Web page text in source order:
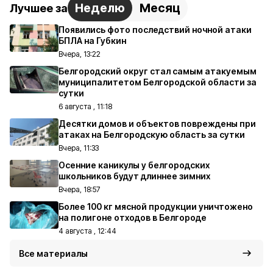
Лучшее за Неделю Месяц
Появились фото последствий ночной атаки
БПЛА на Губкин
Вчера, 13:22
Белгородский округ стал самым атакуемым
муниципалитетом Белгородской области за
сутки
6 августа , 11:18
Десятки домов и объектов повреждены при
атаках на Белгородскую область за сутки
Вчера, 11:33
Осенние каникулы у белгородских
школьников будут длиннее зимних
Вчера, 18:57
Более 100 кг мясной продукции уничтожено
на полигоне отходов в Белгороде
4 августа , 12:44
Все материалы